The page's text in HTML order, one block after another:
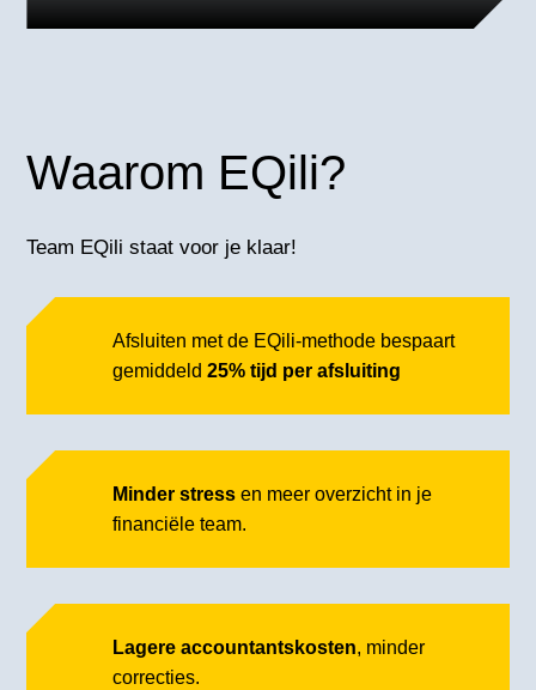
Waarom EQili?
Team EQili staat voor je klaar!
Afsluiten met de EQili-methode bespaart
gemiddeld 25% tijd per afsluiting
Minder stressen meer overzicht in je
financiële team.
Lagere accountantskosten, minder
correcties.